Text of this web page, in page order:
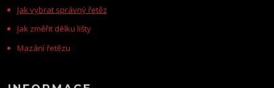
Jak vybrat správný řetěz
Jak změřit délku lišty
Mazání řetězu